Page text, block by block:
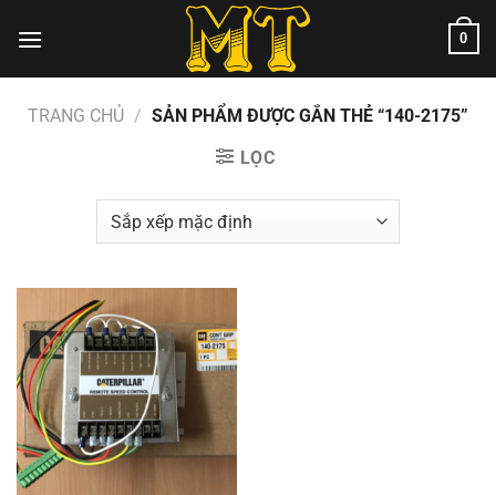
đến
0
TRANG CHỦ / SẢN PHẨM ĐƯỢC GẮN THẺ “140-2175”
LỌC